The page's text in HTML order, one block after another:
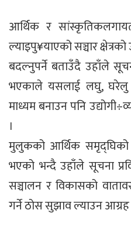
आर्थिक र
ल्याइपु¥याएको सञ्चार
बदल्नुपर्ने बताउँदै उहाँले
भएकाले यसलाई लघु, घरेलु
माध्यम बनाउन पनि
।
मुलुकको आर्थिक समृद्घिको
भएको भन्दै उहाँले सूचना
सञ्चालन र विकासको
गर्ने ठोस सुझाव ल्याउन आग्रह